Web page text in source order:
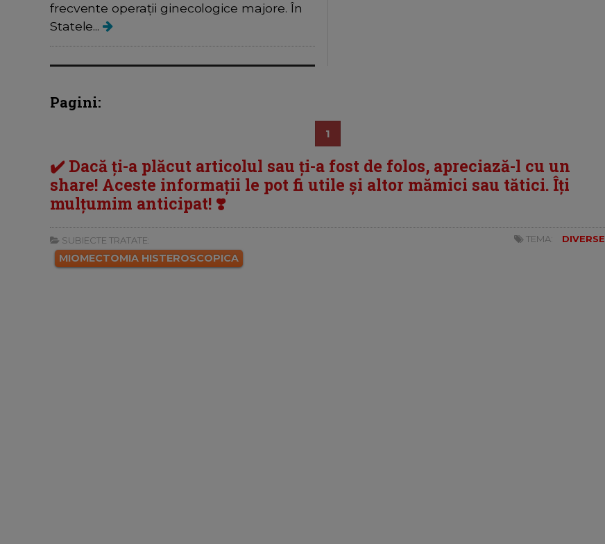
frecvente operații ginecologice majore. În
Statele...
Pagini:
1
✔️ Dacă ți-a plăcut articolul sau ți-a fost de folos, apreciază-l cu un
share! Aceste informații le pot fi utile și altor mămici sau tătici. Îți
mulțumim anticipat! ❣️
SUBIECTE TRATATE:
MIOMECTOMIA HISTEROSCOPICA
TEMA: DIVERSE